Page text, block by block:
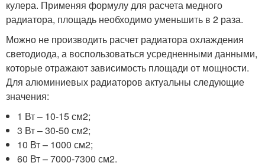
кулера. Применяя формулу для расчета медного
радиатора, площадь необходимо уменьшить в 2 раза.
Можно не производить расчет радиатора охлаждения
светодиода, а воспользоваться усредненными данными,
которые отражают зависимость площади от мощности.
Для алюминиевых радиаторов актуальны следующие
значения:
1 Вт – 10-15 см2;
3 Вт – 30-50 см2;
10 Вт – 1000 см2;
60 Вт – 7000-7300 см2.